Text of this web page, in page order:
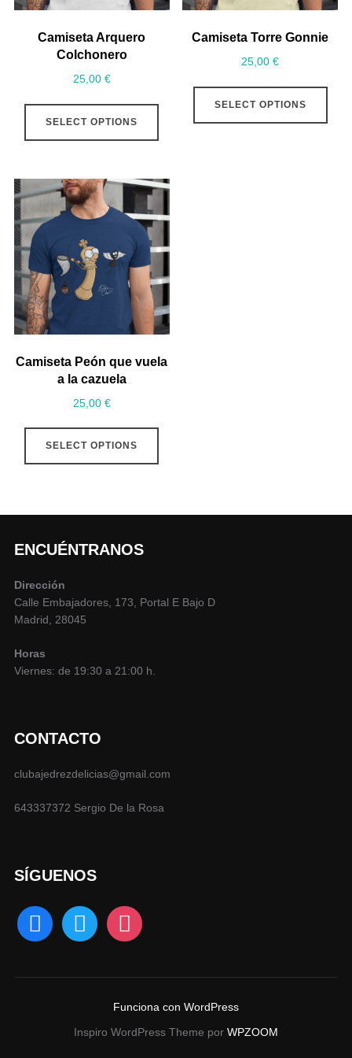
Camiseta Arquero
Colchonero
25,00 €
SELECT OPTIONS
Camiseta Torre Gonnie
25,00€
SELECT OPTIONS
Camiseta Peón que vuela
a la cazuela
25,00 €
SELECT OPTIONS
ENCUÉNTRANOS
Dirección
Calle Embajadores, 173, Portal E Bajo D
Madrid, 28045
Horas
Viernes: de 19:30 a 21:00 h.
CONTACTO
clubajedrezdelicias@gmail.com
643337372 Sergio De la Rosa
SÍGUENOS
facebook twitter instagram
Funciona con WordPress
Inspiro WordPress Theme por WPZOOM